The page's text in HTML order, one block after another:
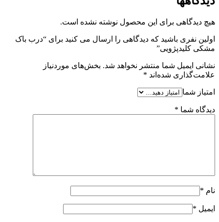
هیچ دیدگاهی برای این محصول نوشته نشده است.
اولین نفری باشید که دیدگاهی را ارسال می کنید برای “درب باک
مشکی کلیدپژویی”
نشانی ایمیل شما منتشر نخواهد شد. بخش‌های موردنیاز
علامت‌گذاری شده‌اند *
امتیاز شما
دیدگاه شما *
نام *
ایمیل *